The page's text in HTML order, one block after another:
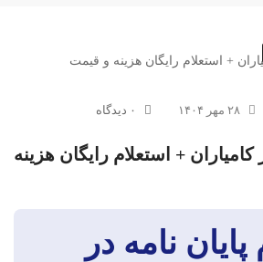
۲۸ مهر ۱۴۰۴ ۰ دیدگاه
کامیاران + استعلام رایگان هزینه
پایان نامه در